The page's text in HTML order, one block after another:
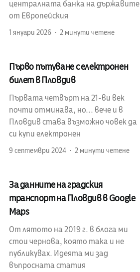
централната банка на държавите
от Европейския
1 януари 2026 2 минути четене
Първо пътуване с електронен
билет в Пловдив
Първата четвърт на 21-ви век
почти отминава, но... вече и в
Пловдив става възможно човек да
си купи електронен
9 септември 2024 2 минути четене
За данните на градския
транспорт на Пловдив в Google
Maps
От лятото на 2019 г. в блога ми
стои чернова, която така и не
публикувах. Идеята ми зад
въпросната статия